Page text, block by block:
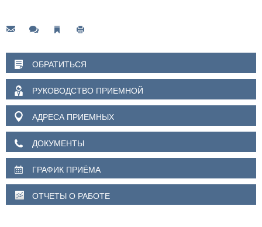
ОБРАТИТЬСЯ
РУКОВОДСТВО ПРИЕМНОЙ
АДРЕСА ПРИЕМНЫХ
ДОКУМЕНТЫ
ГРАФИК ПРИЁМА
ОТЧЕТЫ О РАБОТЕ